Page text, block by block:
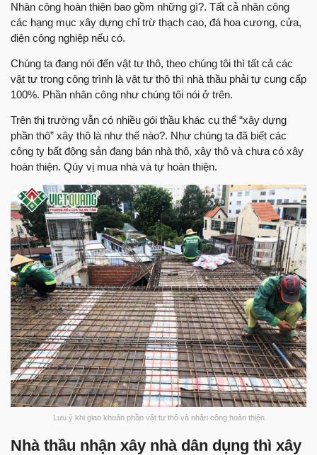
Nhân công hoàn thiện bao gồm những gì?. Tất cả nhân công
các hạng mục xây dựng chỉ trừ thạch cao, đá hoa cương, cửa,
điện công nghiệp nếu có.
Chúng ta đang nói đến vật tư thô, theo chúng tôi thì tất cả các
vật tư trong công trình là vật tư thô thì nhà thầu phải tự cung cấp
100%. Phần nhân công như chúng tôi nói ở trên.
Trên thị trường vẫn có nhiều gói thầu khác cụ thể “xây dựng
phần thô” xây thô là như thế nào?. Như chúng ta đã biết các
công ty bất động sản đang bán nhà thô, xây thô và chưa có xây
hoàn thiện. Qúy vị mua nhà và tự hoàn thiện.
Lưu ý khi giao khoán phần vật tư thô và nhân công hoàn thiện
Nhà thầu nhận xây nhà dân dụng thì xây